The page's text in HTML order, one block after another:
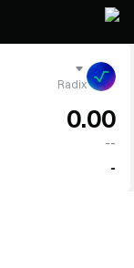
Radix
0.00
--
-